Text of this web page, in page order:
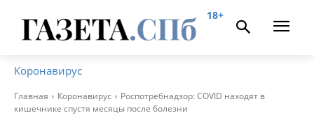
18+
Коронавирус
Главная Коронавирус
Роспотребнадзор: COVID находят в
кишечнике спустя месяцы после болезни